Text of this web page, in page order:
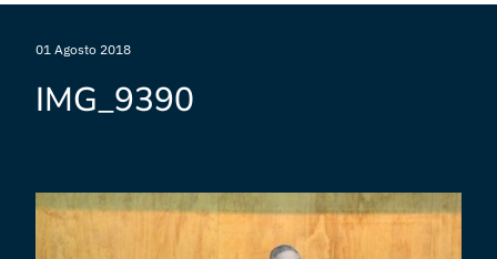
01 Agosto 2018
IMG_9390